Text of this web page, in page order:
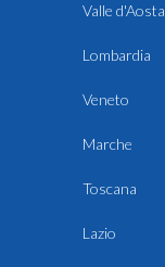
Valle d'Aosta
Lombardia
Veneto
Marche
Toscana
Lazio